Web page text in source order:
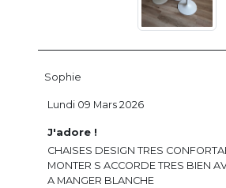
Sophie
J'adore !
CHAISES DESIGN TRES
MONTER S ACCORDE TRES BIEN
A MANGER BLANCHE
Lundi 09 Mars 2026